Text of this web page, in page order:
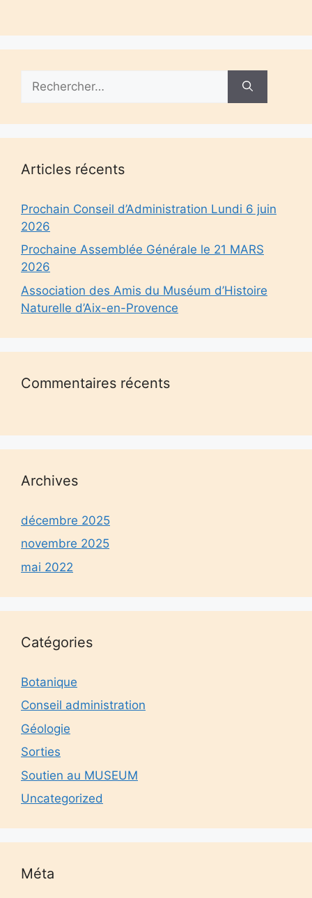
Articles récents
Prochain Conseil d’Administration Lundi 6 juin
2026
Prochaine Assemblée Générale le 21 MARS
2026
Association des Amis du Muséum d’Histoire
Naturelle d’Aix-en-Provence
Commentaires récents
Archives
décembre 2025
novembre 2025
mai 2022
Catégories
Botanique
Conseil administration
Géologie
Sorties
Soutien au MUSEUM
Uncategorized
Méta